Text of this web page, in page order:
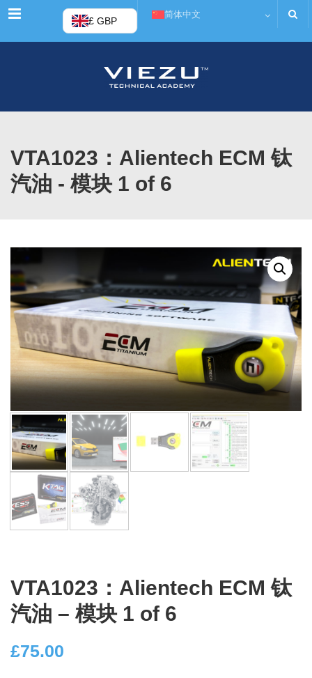
菜单 £ GBP
简体中文
VTA1023：Alientech ECM 钛
汽油 - 模块 1 of 6
VTA1023：Alientech ECM 钛
汽油 – 模块 1 of 6
£75.00